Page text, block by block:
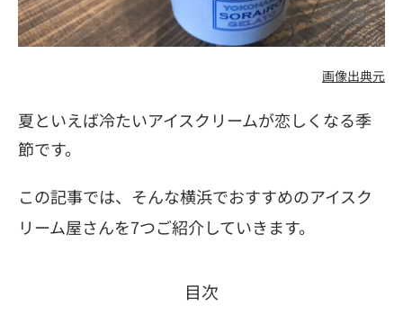
画像出典元
夏といえば冷たいアイスクリームが恋しくなる季
節です。
この記事では、そんな横浜でおすすめのアイスク
リーム屋さんを7つご紹介していきます。
目次